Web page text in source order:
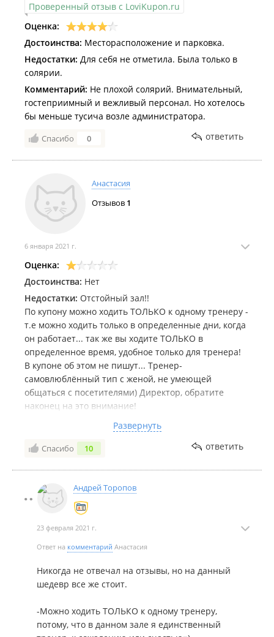
Проверенный отзыв с LoviKupon.ru
Оценка:
Достоинства: Месторасположение и парковка.
Недостатки: Для себя не отметила. Была только в
солярии.
Комментарий: Не плохой солярий. Внимательный,
гостеприимный и вежливый персонал. Но хотелось
бы меньше тусича возле администратора.
Спасибо 0 ответить
Анастасия
Отзывов 1
6 января 2021 г.
Оценка:
Достоинства: Нет
Недостатки: Отстойный зал!!
По купону можно ходить ТОЛЬКО к одному тренеру -
т.е можно ходить только в определенные дни, когда
он работает... так же вы ходите ТОЛЬКО в
определенное время, удобное только для тренера!
В купоне об этом не пишут... Тренер-
самовлюблённый тип с женой, не умеющей
общаться с посетителями) Директор, обратите
наконец на это внимание!
упражнения для нового задания-вы серьезно
считаете это удобным? Особенно когда много
И да, постоянно не работает одна-две дорожки, про
запах я промолчу-это для них норма, видимо)
Это мнение не одного посетителя зала, меня
предупреждали друзья, но пока сам не попробуешь,
не удостоверишься.
Развернуть
Спасибо 10 ответить
Андрей Торопов
23 февраля 2021 г.
Ответ на комментарий Анастасия
Никогда не отвечал на отзывы, но на данный
шедевр все же стоит.
-Можно ходить ТОЛЬКО к одному тренеру,
потому, что в данном зале я единственный